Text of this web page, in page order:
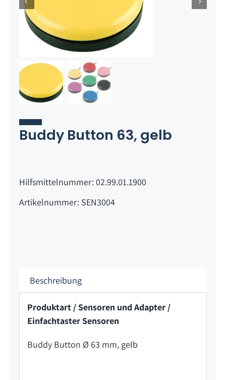
Buddy Button 63, gelb
Hilfsmittelnummer: 02.99.01.1900
Artikelnummer: SEN3004
Beschreibung
Produktart / Sensoren und Adapter /
Einfachtaster Sensoren
Buddy Button Ø 63 mm, gelb